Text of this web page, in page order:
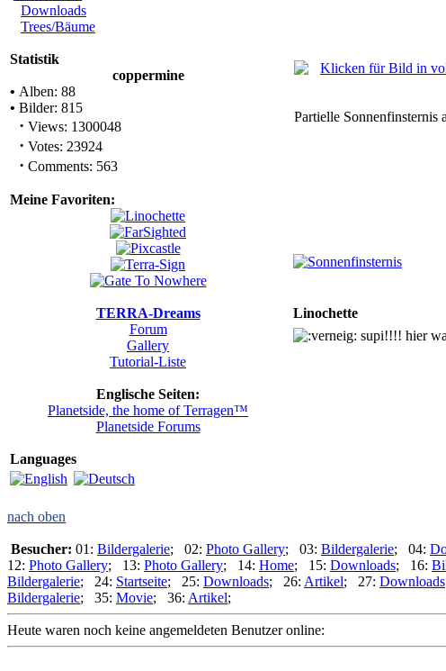
Downloads
Trees/Bäume
Statistik
coppermine
• Alben: 88
• Bilder: 815
· Views: 1300048
· Votes: 23924
· Comments: 563
Meine Favoriten:
TERRA-Dreams
Forum
Gallery
Tutorial-Liste
Englische Seiten:
Planetside, the home of Terragen™
Planetside Forums
Languages
Partielle Sonnenfinsternis
Linochette
supi!!!! hier
nach oben
Besucher: 01: Bildergalerie; 02: Photo Gallery; 03: Bildergalerie; 04:
12: Photo Gallery; 13: Photo Gallery; 14: Home; 15: Downloads; 16:
Bildergalerie; 24: Startseite; 25: Downloads; 26: Artikel; 27: Downloads
Bildergalerie; 35: Movie; 36: Artikel;
Heute waren noch keine angemeldeten Benutzer online: